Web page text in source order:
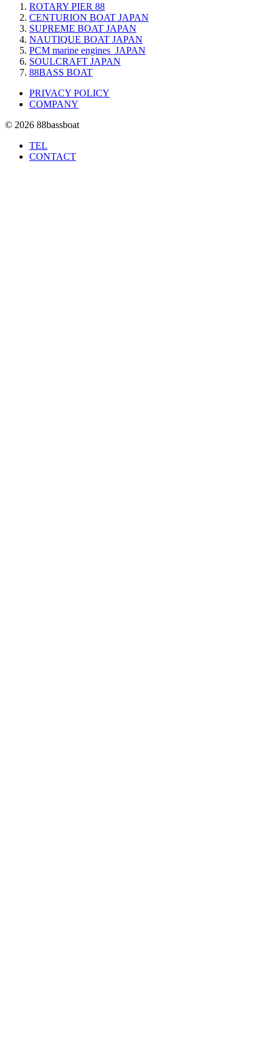
ROTARY PIER 88
CENTURION BOAT JAPAN
SUPREME BOAT JAPAN
NAUTIQUE BOAT JAPAN
PCM marine engines JAPAN
SOULCRAFT JAPAN
88BASS BOAT
PRIVACY POLICY
COMPANY
© 2026 88bassboat
TEL
CONTACT